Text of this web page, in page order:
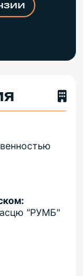
"РУМБ"